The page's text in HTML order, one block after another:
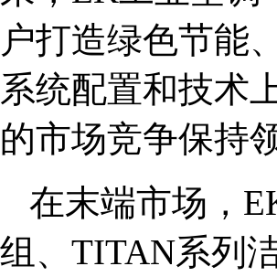
户打造绿色节能
系统配置和技术
的市场竞争保持
在末端市场，
组、TITAN系列